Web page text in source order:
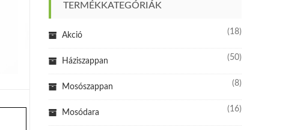
TERMÉKKATEGÓRIÁK
Akció (18)
Háziszappan (50)
Mosószappan (8)
Mosódara (16)